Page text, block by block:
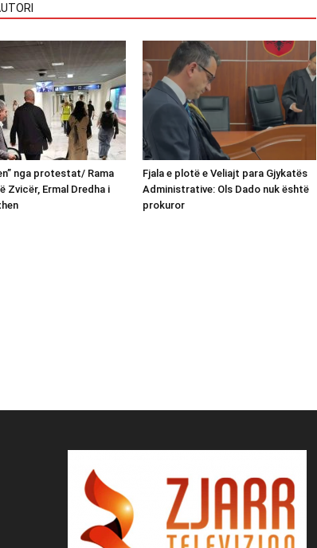
nga protestat/ Rama
Zvicër, Ermal Dredha i
Fjala e plotë e Veliajt para Gjykatës
Administrative: Ols Dado nuk është
prokuror